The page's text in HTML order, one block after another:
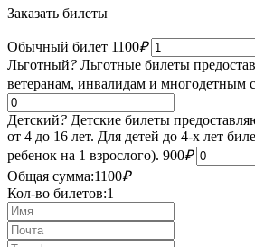
Заказать билеты
Обычный билет 1100₽
Льготный? Льготные билеты
ветеранам, инвалидам и многодетным
Детский? Детские билеты
от 4 до 16 лет. Для детей до 4-х лет
ребенок на 1 взрослого). 900₽
Общая сумма:1100₽
Кол-во билетов:1